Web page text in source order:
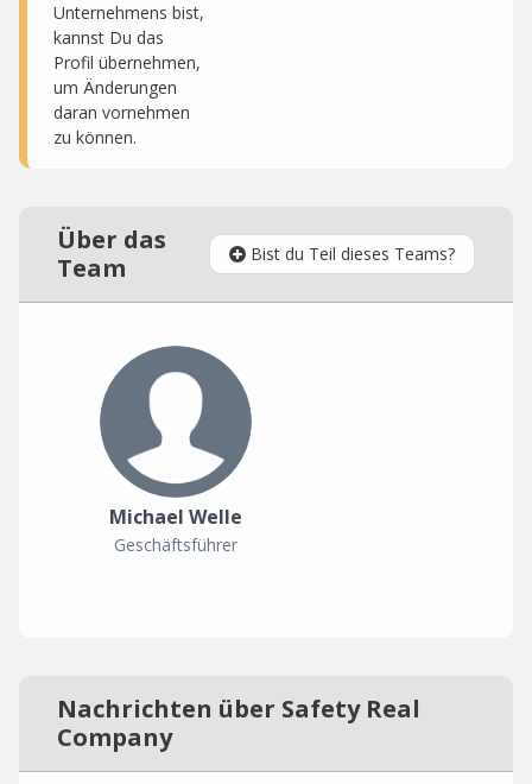
Unternehmens bist,
kannst Du das
Profil übernehmen,
um Änderungen
daran vornehmen
zu können.
Über das
Team
Bist du Teil dieses Teams?
Michael Welle
Geschäftsführer
Nachrichten über Safety Real
Company